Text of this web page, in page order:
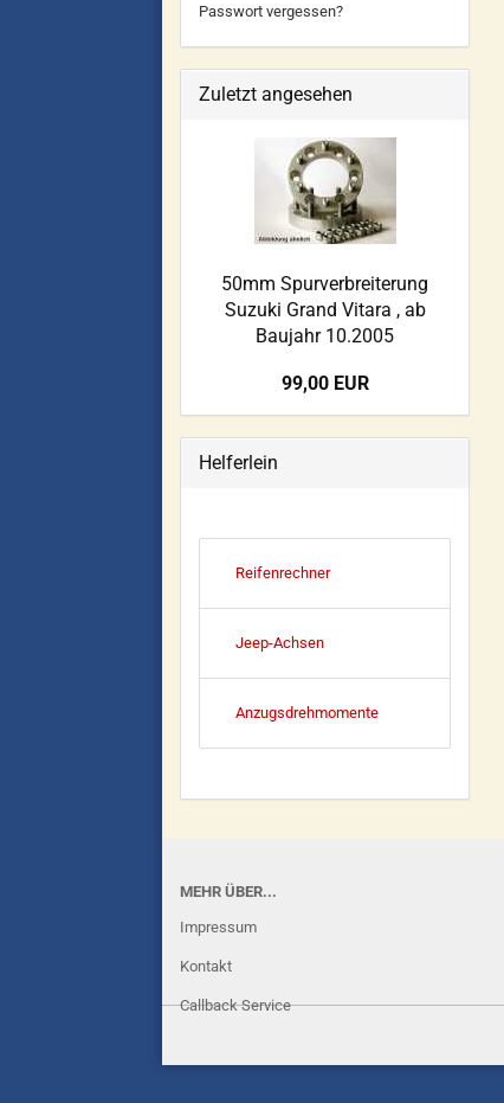
Passwort vergessen?
Zuletzt angesehen
50mm Spurverbreiterung
Suzuki Grand Vitara , ab
Baujahr 10.2005
99,00 EUR
Helferlein
Reifenrechner
Jeep-Achsen
Anzugsdrehmomente
MEHR ÜBER...
Impressum
Kontakt
Callback Service